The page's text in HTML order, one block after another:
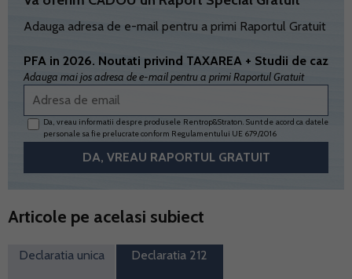
Adauga adresa de e-mail pentru a primi Raportul Gratuit
PFA in 2026. Noutati privind TAXAREA + Studii de caz
Adauga mai jos adresa de e-mail pentru a primi Raportul Gratuit
Da, vreau informatii despre produsele Rentrop&Straton. Sunt de acord ca datele
personale sa fie prelucrate conform Regulamentului UE 679/2016
Articole pe acelasi subiect
Declaratia unica Declaratia 212